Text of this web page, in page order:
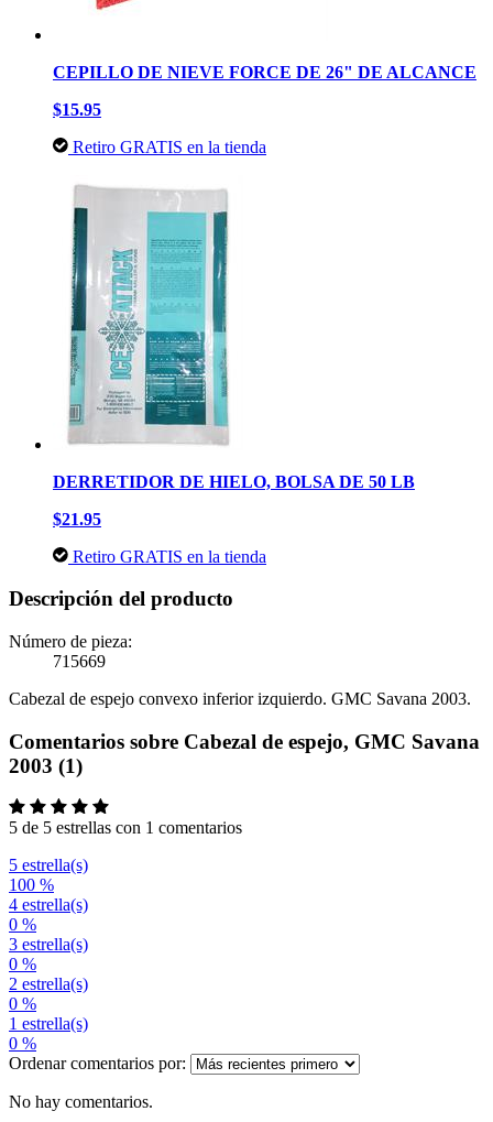
CEPILLO DE NIEVE FORCE DE 26" DE ALCANCE
$15.95
Retiro GRATIS en la tienda
DERRETIDOR DE HIELO, BOLSA DE 50 LB
$21.95
Retiro GRATIS en la tienda
Descripción del producto
Número de pieza:
715669
Cabezal de espejo convexo inferior izquierdo. GMC Savana 2003.
Comentarios sobre Cabezal de espejo, GMC Savana
2003 (1)
5 de 5 estrellas con 1 comentarios
5 estrella(s)
100 %
4 estrella(s)
0 %
3 estrella(s)
0 %
2 estrella(s)
0 %
1 estrella(s)
0 %
Ordenar comentarios por:
No hay comentarios.